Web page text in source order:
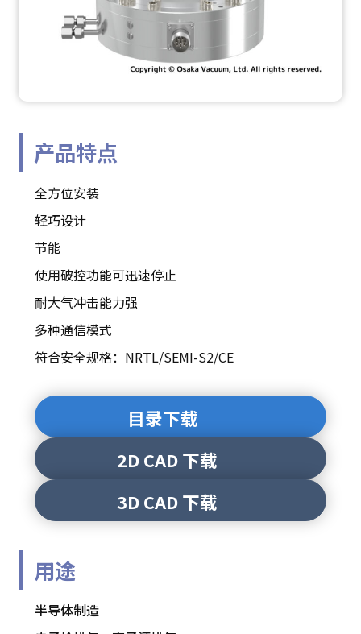
产品特点
全方位安装
轻巧设计
节能
使用破控功能可迅速停止
耐大气冲击能力强
多种通信模式
符合安全规格：NRTL/SEMI-S2/CE
目录下载
2D CAD 下载
3D CAD 下载
用途
半导体制造